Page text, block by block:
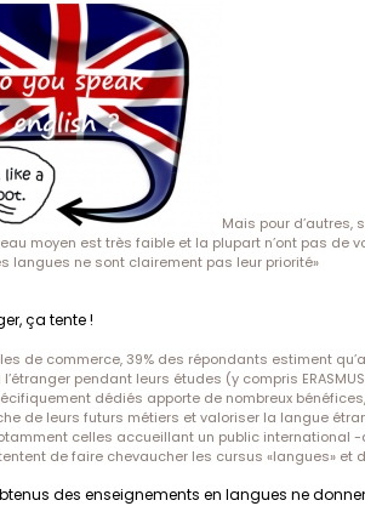
Mais pour d’autres,
moyen est très faible et la plupart n’ont pas de
langues ne sont clairement pas leur priorité»
ça tente !
de commerce, 39% des répondants estiment
pendant leurs études (y compris
dédiés apporte de nombreux
de leurs futurs métiers et valoriser la langue
celles accueillant un public international
de faire chevaucher les cursus «langues» et
des enseignements en langues ne